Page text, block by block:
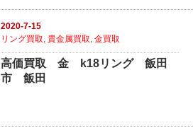
2020-7-15
リング買取 ,貴金属買取 ,金買取
高価買取 金 k18リング 飯田
市 飯田